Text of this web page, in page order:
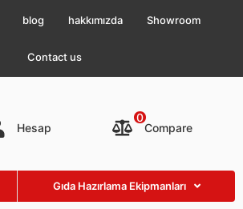
blog hakkımızda Showroom
Contact us
Hesap Compare
0
Gıda Hazırlama Ekipmanları